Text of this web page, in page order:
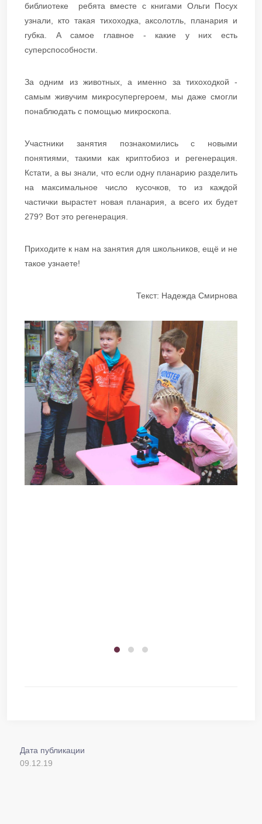
библиотеке ребята вместе с книгами Ольги Посух
узнали, кто такая тихоходка, аксолотль, планария и
губка. А самое главное - какие у них есть
суперспособности.
За одним из животных, а именно за тихоходкой -
самым живучим микросупергероем, мы даже смогли
понаблюдать с помощью микроскопа.
Участники занятия познакомились с новыми
понятиями, такими как криптобиоз и регенерация.
Кстати, а вы знали, что если одну планарию разделить
на максимальное число кусочков, то из каждой
частички вырастет новая планария, а всего их будет
279? Вот это регенерация.
Приходите к нам на занятия для школьников, ещё и не
такое узнаете!
Текст: Надежда Смирнова
Дата публикации
09.12.19